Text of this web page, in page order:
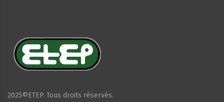
2025©ETEP. Tous droits réservés.